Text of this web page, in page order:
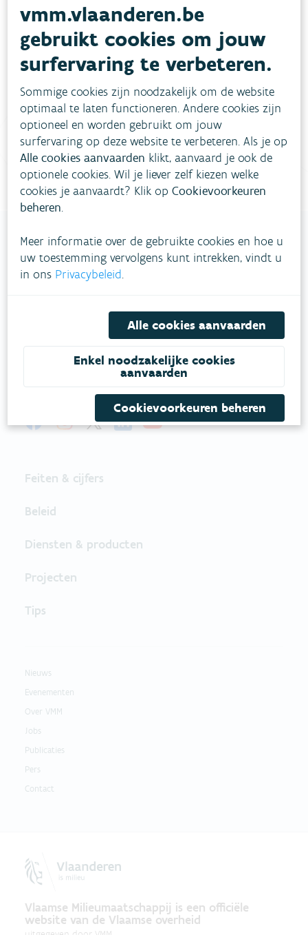
Heb je vragen?
Bekijk het overzicht van meestgestelde vragen
Niet gevonden wat je zocht?
Vul ons
contactformulier in.
Bel gratis 1700
VLAAMSE
Onze leefomgeving klimaatbestendig maken?
Daarvoor zetten we samen met partners in op
een duurzaam lucht-, water- en klimaatbeleid.
VOLG VMM OP SOCIALE MEDIA
Feiten & cijfers
Beleid
Diensten & producten
Projecten
Tips
Nieuws
Evenementen
Over VMM
Jobs
Publicaties
Pers
Contact
Vlaamse Milieumaatschappij is een officiële
website van de Vlaamse overheid
vmm.vlaanderen.be
gebruikt cookies om jouw
surfervaring te verbeteren.
Sommige cookies zijn noodzakelijk om de website
optimaal te laten functioneren. Andere cookies zijn
optioneel en worden gebruikt om jouw
surfervaring op deze website te verbeteren. Als je op
Alle cookies aanvaarden klikt, aanvaard je ook de
optionele cookies. Wil je liever zelf kiezen welke
cookies je aanvaardt? Klik opCookievoorkeuren
beheren.
Meer informatie over de gebruikte cookies en hoe u
uw toestemming vervolgens kunt intrekken, vindt u
in ons Privacybeleid.
Alle cookies aanvaarden
Enkel noodzakelijke cookies
aanvaarden
Cookievoorkeuren beheren